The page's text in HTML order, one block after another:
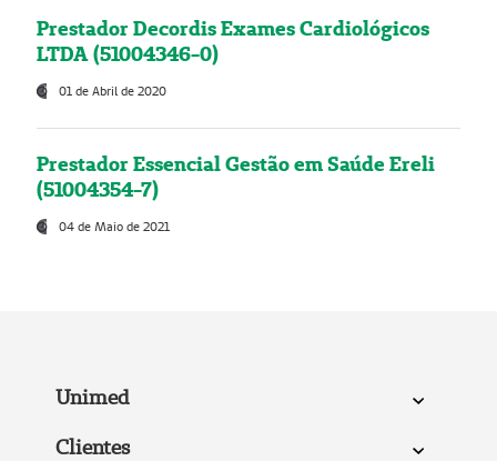
Prestador Decordis Exames Cardiológicos
LTDA (51004346-0)
01 de Abril de 2020
Prestador Essencial Gestão em Saúde Ereli
(51004354-7)
04 de Maio de 2021
Unimed
Clientes